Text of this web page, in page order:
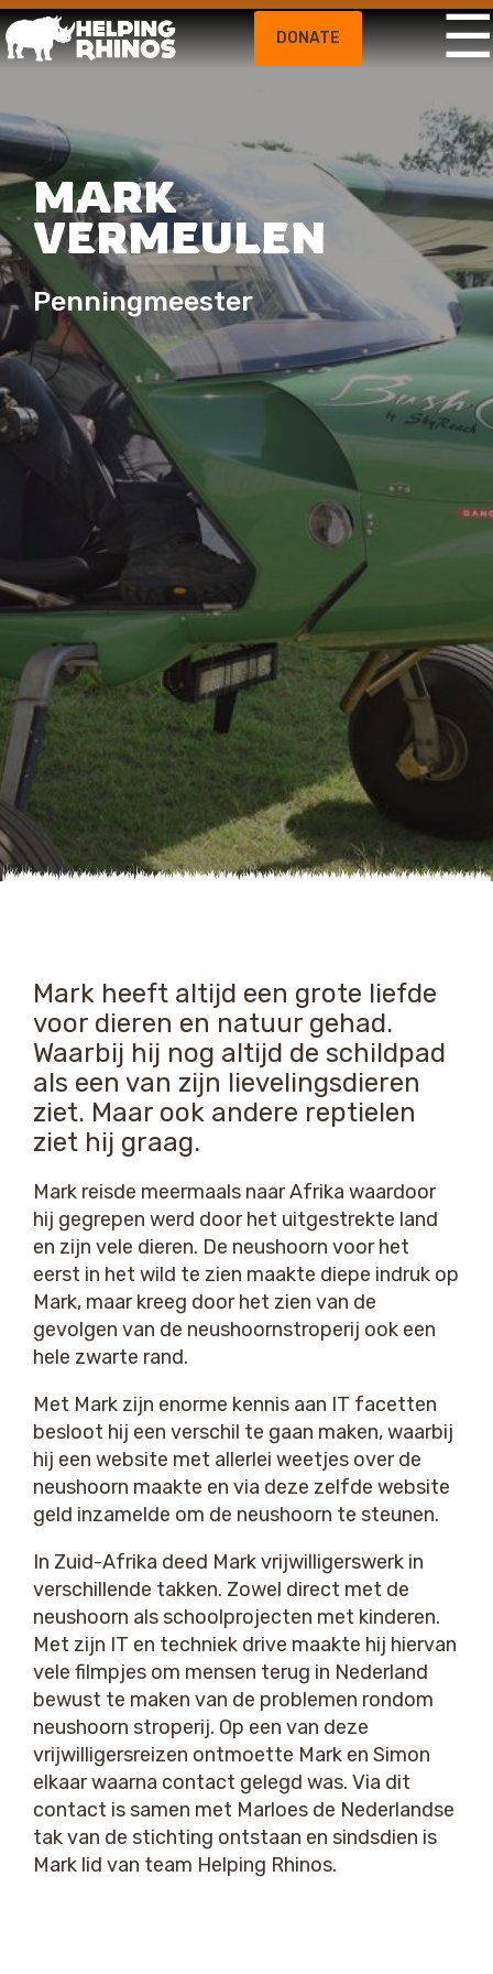
DONATE ☰
MARK
VERMEULEN
Penningmeester
Mark heeft altijd een grote liefde
voor dieren en natuur gehad.
Waarbij hij nog altijd de schildpad
als een van zijn lievelingsdieren
ziet. Maar ook andere reptielen
ziet hij graag.
Mark reisde meermaals naar Afrika waardoor
hij gegrepen werd door het uitgestrekte land
en zijn vele dieren. De neushoorn voor het
eerst in het wild te zien maakte diepe indruk op
Mark, maar kreeg door het zien van de
gevolgen van de neushoornstroperij ook een
hele zwarte rand.
Met Mark zijn enorme kennis aan IT facetten
besloot hij een verschil te gaan maken, waarbij
hij een website met allerlei weetjes over de
neushoorn maakte en via deze zelfde website
geld inzamelde om de neushoorn te steunen.
In Zuid-Afrika deed Mark vrijwilligerswerk in
verschillende takken. Zowel direct met de
neushoorn als schoolprojecten met kinderen.
Met zijn IT en techniek drive maakte hij hiervan
vele filmpjes om mensen terug in Nederland
bewust te maken van de problemen rondom
neushoorn stroperij. Op een van deze
vrijwilligersreizen ontmoette Mark en Simon
elkaar waarna contact gelegd was. Via dit
contact is samen met Marloes de Nederlandse
tak van de stichting ontstaan en sindsdien is
Mark lid van team Helping Rhinos.